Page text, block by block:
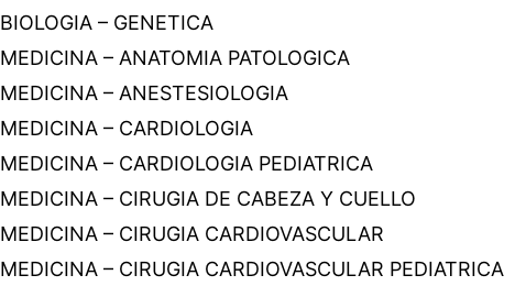
BIOLOGIA – GENETICA
MEDICINA – ANATOMIA PATOLOGICA
MEDICINA – ANESTESIOLOGIA
MEDICINA – CARDIOLOGIA
MEDICINA – CARDIOLOGIA PEDIATRICA
MEDICINA – CIRUGIA DE CABEZA Y CUELLO
MEDICINA – CIRUGIA CARDIOVASCULAR
MEDICINA – CIRUGIA CARDIOVASCULAR PEDIATRICA